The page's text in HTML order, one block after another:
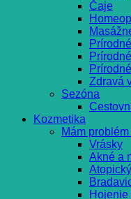
Čaje
Zdravá
Sezóna
Kozmetika
Mám problém
Vrásky
Akné a
Hojenie